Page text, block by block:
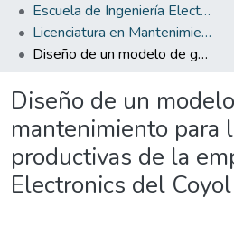
Escuela de Ingeniería Electromecánica
Licenciatura en Mantenimiento Industrial
Diseño de un modelo de gestión de mantenimiento para las líneas productivas de la empresa Tico Electronics del Coyol de Alajuela
Diseño de un
mantenimiento para
productivas de la
Electronics del